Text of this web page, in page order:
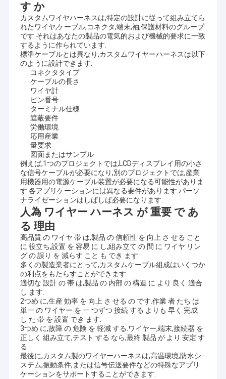
す か
カスタムワイヤハーネスは,特定の設計に従って組み立てら
れたワイヤ,ケーブル,コネクタ,端末,袖,保護材料のグループ
です.それはあなたの製品の電気的および機械的要求に一致
するように作られています.
標準ケーブルとは異なり,カスタムワイヤーハーネスは以下
のように設計できます.
コネクタタイプ
ケーブルの長さ
ワイヤ計
ピン番号
ターミナル仕様
遮蔽要件
労働環境
応用産業
量要求
図面またはサンプル
例えば,1つのプロジェクトでは,LCDディスプレイ用の小さ
な信号ケーブルが必要になり,別のプロジェクトでは,産業
用機器用の電源ケーブル装置が必要になる可能性がありま
す.各アプリケーションには異なる要件があります.パーソ
ナライゼーションはしばしば必要になります.
人為 ワイヤー ハーネス が 重要 で あ
る 理由
高品質 の ワイヤ 帯 は,製品 の 信頼性 を 向上 さ せる こと
に 役立ち,設置 を 容易 に し,組み立て の 間 に ワイヤ リン
グ の 誤り を 減らす こと も でき ます.
多くの製造業者にとって,カスタムケーブル組成はいくつか
の利点をもたらすことができます.
適切な 設計 の 帯 は,製品 の 内部 の 構造 に より 良く 適合
し ます.
2つめ に,生産 効率 を 向上 さ せる の です.作業 者 たち は
単一 の ワイヤー を 一 つずつ 接続 する よりも 早く 完成
し た 帯 を 設置 でき ます.
3つめ に,故障 の 危険 を 軽減 する.ワイヤー,端末,接続器 を
正しく 組み立て,テスト する なら,最終 製品 が より 安定 す
る.
最後に,カスタム製のワイヤーハーネスは,高温環境,防水シ
ステム,振動条件,または信号伝送要件などの特殊なアプリ
ケーションをサポートすることができます.